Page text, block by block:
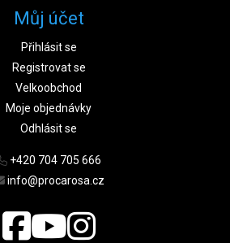
Můj účet
Přihlásit se
Registrovat se
Velkoobchod
Moje objednávky
Odhlásit se
+420 704 705 666
info@procarosa.cz